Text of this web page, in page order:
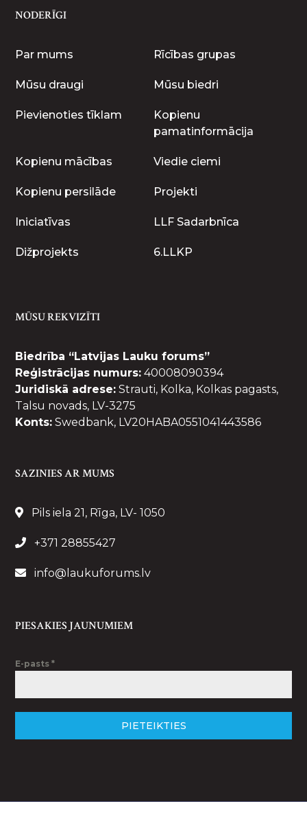
NODERĪGI
Par mums Rīcības grupas
Mūsu draugi Mūsu biedri
Pievienoties tīklam
Kopienu
pamatinformācija
Kopienu mācības Viedie ciemi
Kopienu persilāde Projekti
Iniciatīvas LLF Sadarbnīca
Dižprojekts 6.LLKP
MŪSU REKVIZĪTI
Biedrība “Latvijas Lauku forums”
Reģistrācijas numurs: 40008090394
Juridiskā adrese: Strauti, Kolka, Kolkas pagasts,
Talsu novads, LV-3275
Konts: Swedbank, LV20HABA0551041443586
SAZINIES AR MUMS
Pils iela 21, Rīga, LV- 1050
+371 28855427
info@laukuforums.lv
PIESAKIES JAUNUMIEM
E-pasts*
PIETEIKTIES